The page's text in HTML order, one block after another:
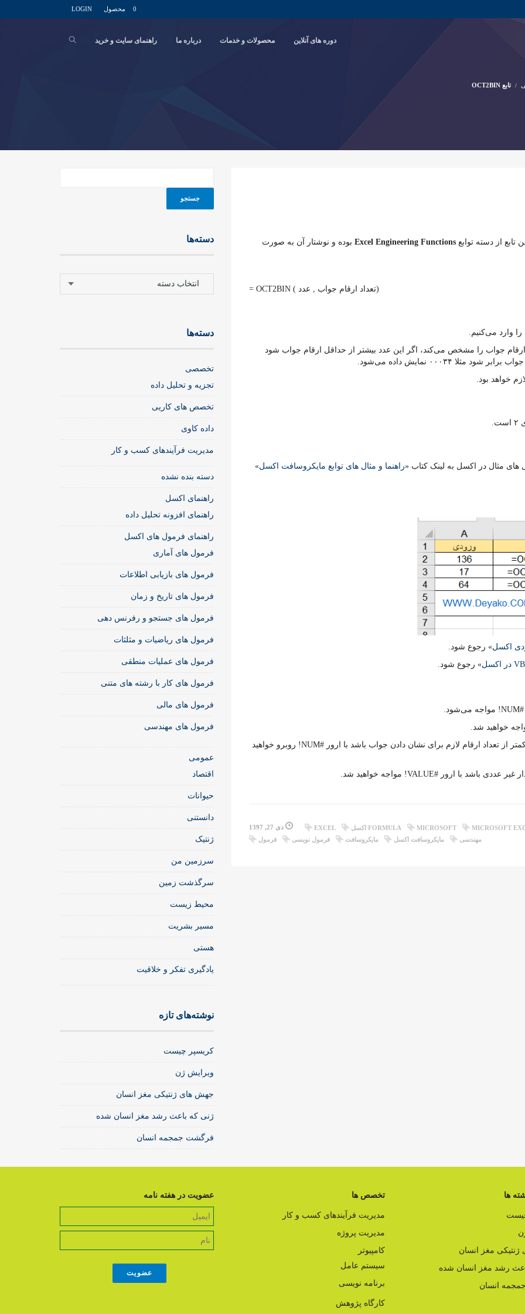
LOGIN 0 محصول
دوره های آنلاین محصولات و خدمات درباره ما راهنمای سایت و خرید
تابع OCT2BIN
Excel Engineering Functions بوده و نوشتار آن به صورت
= OCT2BIN ( تعداد ارقام جواب , عدد)
ارقام جواب را مشخص می‌کند، اگر این عدد بیشتر از حداقل ارقام جواب شود
۰۰۰۳۴ نمایش داده می‌شود.
خواهد بود.
های مثال در اکسل به لینک کتاب «راهنما و مثال های توابع مایکروسافت اکسل»
اکسل» رجوع شود.
» رجوع شود.
اگر تعداد ارقام وارد شده در بخش تعداد ارقام جواب کمتر از تعداد ارقام لازم برای نشان دادن جواب باشد با ارور #NUM! روبرو خواهید
دی 27, 1397 EXCEL FORMULA اکسل MICROSOFT MICROSOFT
فرمول
فرمول نویسی مایکروسافت مایکروسافت اکسل مهندسی
دسته‌ها
دسته‌ها
تخصصی
تجزیه و تحلیل داده
تخصص های کاریی
داده کاوی
مدیریت فرآیندهای کسب و کار
دسته بنده نشده
راهنمای اکسل
راهنمای افزونه تحلیل داده
راهنمای فرمول های اکسل
فرمول های آماری
فرمول های بازیابی اطلاعات
فرمول های تاریخ و زمان
فرمول های جستجو و رفرنس دهی
فرمول های ریاضیات و مثلثات
فرمول های عملیات منطقی
فرمول های کار با رشته های متنی
فرمول های مالی
فرمول های مهندسی
عمومی
اقتصاد
حیوانات
دانستنی
ژنتیک
سرزمین من
سرگذشت زمین
محیط زیست
مسیر بشریت
هستی
یادگیری تفکر و خلاقیت
نوشته‌های تازه
کریسپر چیست
ویرایش ژن
جهش های ژنتیکی مغز انسان
ژنی که باعث رشد مغز انسان شده
فرگشت جمجمه انسان
ها
مغز انسان
رشد مغز انسان شده
انسان
تخصص ها
مدیریت فرآیندهای کسب و کار
مدیریت پروژه
کامپیوتر
سیستم عامل
برنامه نویسی
کارگاه پژوهش
عضویت در هفته نامه